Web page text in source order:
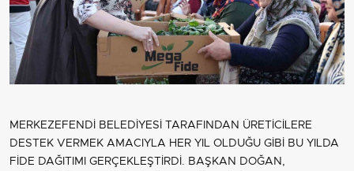
MERKEZEFENDİ BELEDİYESİ TARAFINDAN ÜRETİCİLERE
DESTEK VERMEK AMACIYLA HER YIL OLDUĞU GİBİ BU YILDA
FİDE DAĞITIMI GERÇEKLEŞTİRDİ. BAŞKAN DOĞAN,